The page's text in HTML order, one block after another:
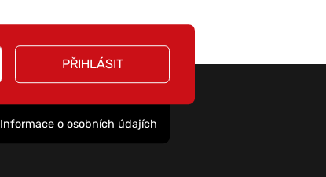
PŘIHLÁSIT
Informace o osobních údajích